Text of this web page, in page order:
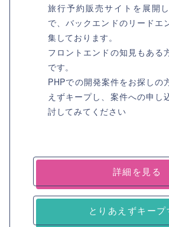
旅行予約販売サイトを展開
で、バックエンドのリードエ
集しております。
フロントエンドの知見もある
です。
PHPでの開発案件をお探しの
えずキープし、案件への申し
討してみてください
詳細を見る
とりあえずキープ